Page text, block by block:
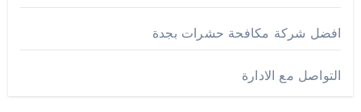
افضل شركة مكافحة حشرات بجدة
التواصل مع الادارة